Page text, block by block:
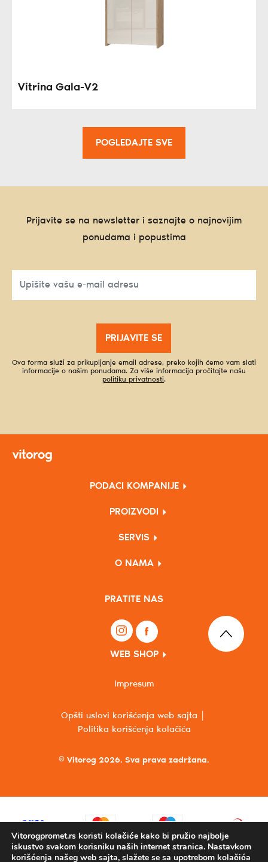
Vitrina Gala-V2
POGLEDAJTE SVE
Prijavite se na newsletter i saznajte o najnovijim
ponudama i popustima
PRIJAVITE SE
Ova forma služi za prikupljanje email adrese, preko kojih ćemo vam slati
informacije o našim ponudama. Za više informacija pročitajte našu
politiku privatnosti.
PODACI KOMPANIJE
PROIZVODI
SERVIS
O NAMA
PRATITE NAS
WEB SHOP
© Vitorog 2026. Sva prava zadržana.
Opšti uslovi korišćenja web sajta
Politika korišćenja kolačića
Impresum
Vitorogpromet.rs koristi kolačiće kako bi pružio najbolje
iskustvo svakom korisniku naših internet stranica. Nastavkom
korišćenja našeg web sajta, slažete se sa upotrebom kolačića